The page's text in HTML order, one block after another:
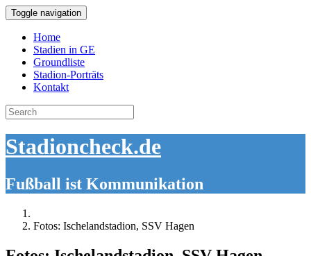
Toggle navigation
Home
Stadien in GE
Groundliste
Stadion-Porträts
Kontakt
Search
for:
Stadioncheck.de
Fußball ist Kommunikation
Fotos: Ischelandstadion, SSV Hagen